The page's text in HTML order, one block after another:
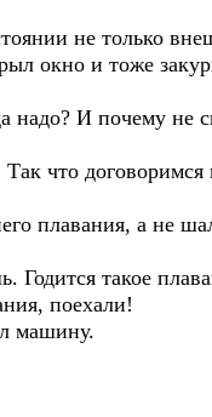
не только
окно и тоже
надо? И почему не
что договоримся
плавания, а не
такое
поехали!
машину.